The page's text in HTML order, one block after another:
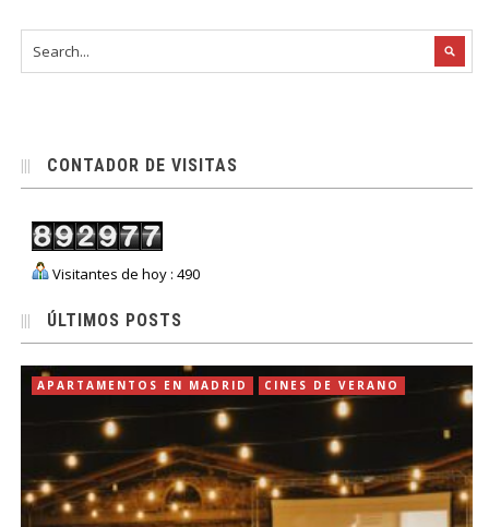
CONTADOR DE VISITAS
Visitantes de hoy : 490
ÚLTIMOS POSTS
APARTAMENTOS EN MADRID CINES DE VERANO